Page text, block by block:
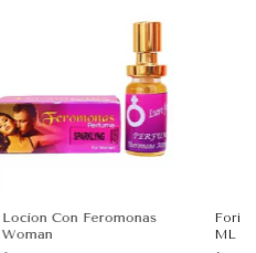
Locion Con Feromonas
Woman
Foria
ML